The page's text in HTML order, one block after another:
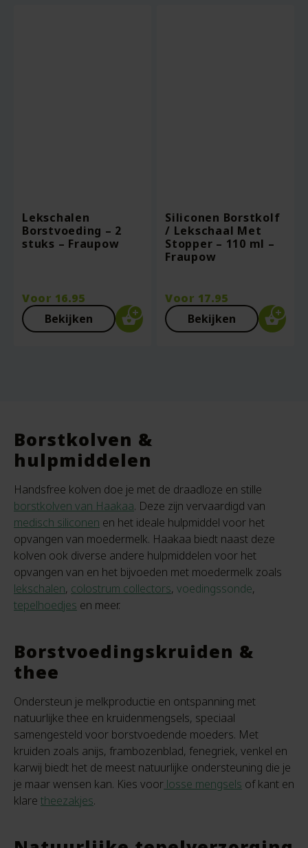
Lekschalen
Borstvoeding – 2
stuks – Fraupow
Voor 16.95
Bekijken
Siliconen Borstkolf
/ Lekschaal Met
Stopper – 110 ml –
Fraupow
Voor 17.95
Bekijken
Borstkolven &
hulpmiddelen
Handsfree kolven doe je met de draadloze en stille
borstkolven van Haakaa. Deze zijn vervaardigd van
medisch siliconen en het ideale hulpmiddel voor het
opvangen van moedermelk. Haakaa biedt naast deze
kolven ook diverse andere hulpmiddelen voor het
opvangen van en het bijvoeden met moedermelk zoals
lekschalen, colostrum collectors, voedingssonde,
tepelhoedjes en meer.
Borstvoedingskruiden &
thee
Ondersteun je melkproductie en ontspanning met
natuurlijke thee en kruidenmengsels, speciaal
samengesteld voor borstvoedende moeders. Met
kruiden zoals anijs, frambozenblad, fenegriek, venkel en
karwij biedt het de meest natuurlijke ondersteuning die je
je maar wensen kan. Kies voor losse mengsels of kant en
klare theezakjes.